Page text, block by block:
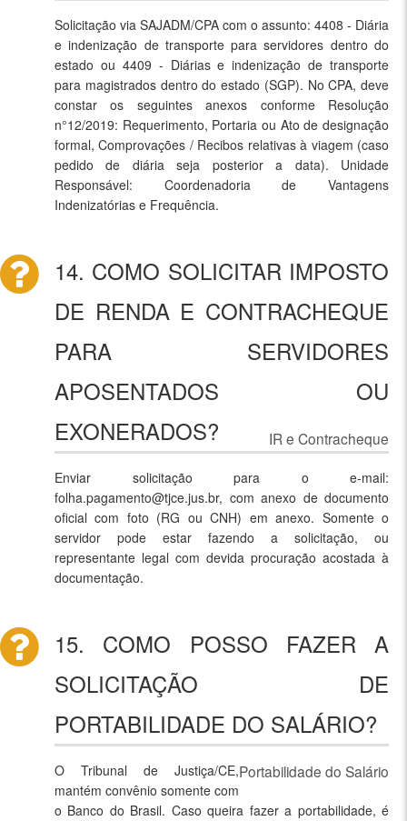
Solicitação via SAJADM/CPA com o assunto: 4408 - Diária
e indenização de transporte para servidores dentro do
estado ou 4409 - Diárias e indenização de transporte
para magistrados dentro do estado (SGP). No CPA, deve
constar os seguintes anexos conforme Resolução
n°12/2019: Requerimento, Portaria ou Ato de designação
formal, Comprovações / Recibos relativas à viagem (caso
pedido de diária seja posterior a data). Unidade
Responsável: Coordenadoria de Vantagens
Indenizatórias e Frequência.
14. COMO SOLICITAR IMPOSTO
DE RENDA E CONTRACHEQUE
PARA SERVIDORES
APOSENTADOS OU
EXONERADOS?
IR e Contracheque
Enviar solicitação para o e-mail:
folha.pagamento@tjce.jus.br, com anexo de documento
oficial com foto (RG ou CNH) em anexo. Somente o
servidor pode estar fazendo a solicitação, ou
representante legal com devida procuração acostada à
documentação.
15. COMO POSSO FAZER A
SOLICITAÇÃO DE
PORTABILIDADE DO SALÁRIO?
Portabilidade do Salário
O Tribunal de Justiça/CE,
mantém convênio somente com
o Banco do Brasil. Caso queira fazer a portabilidade, é